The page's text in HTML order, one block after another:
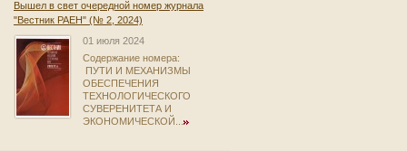
Вышел в свет очередной номер журнала
"Вестник РАЕН" (№ 2, 2024)
01 июля 2024
Содержание номера:
ПУТИ И МЕХАНИЗМЫ
ОБЕСПЕЧЕНИЯ
ТЕХНОЛОГИЧЕСКОГО
СУВЕРЕНИТЕТА И
ЭКОНОМИЧЕСКОЙ...